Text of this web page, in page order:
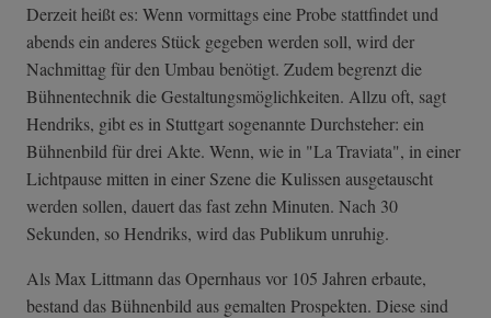
Derzeit heißt es: Wenn vormittags eine Probe stattfindet und
abends ein anderes Stück gegeben werden soll, wird der
Nachmittag für den Umbau benötigt. Zudem begrenzt die
Bühnentechnik die Gestaltungsmöglichkeiten. Allzu oft, sagt
Hendriks, gibt es in Stuttgart sogenannte Durchsteher: ein
Bühnenbild für drei Akte. Wenn, wie in "La Traviata", in einer
Lichtpause mitten in einer Szene die Kulissen ausgetauscht
werden sollen, dauert das fast zehn Minuten. Nach 30
Sekunden, so Hendriks, wird das Publikum unruhig.
Als Max Littmann das Opernhaus vor 105 Jahren erbaute,
bestand das Bühnenbild aus gemalten Prospekten. Diese sind